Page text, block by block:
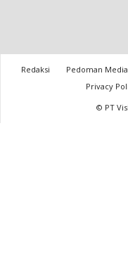
Redaksi Pedoman
Privacy
© PT